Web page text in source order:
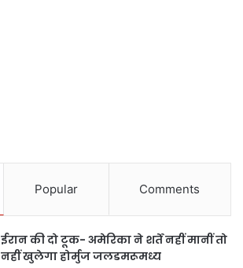
Popular Comments
ईरान की दो टूक- अमेरिका ने शर्तें नहीं मानीं तो
नहीं खुलेगा होर्मुज जलडमरूमध्य